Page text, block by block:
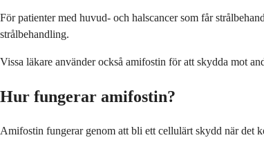
För patienter med huvud- och halscancer som får
strålbehandling.
Vissa läkare använder också amifostin för att skydda mot
Hur fungerar amifostin?
Amifostin fungerar genom att bli ett cellulärt skydd när det